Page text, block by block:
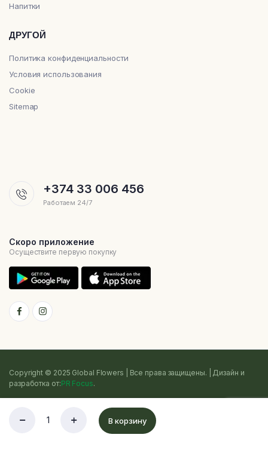
В корзину
Напитки
ДРУГОЙ
Политика конфиденциальности
Условия использования
Cookie
Sitemap
+374 33 006 456
Работаем 24/7
Скоро приложение
Осуществите первую покупку
Copyright © 2025 Global Flowers | Все права защищены. | Дизайн и
разработка от:PR Focus.
Политика конфиденциальности Условия использования
Sitemap